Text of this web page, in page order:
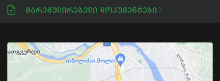
Მარეგულირებელი Დოკუმენტები